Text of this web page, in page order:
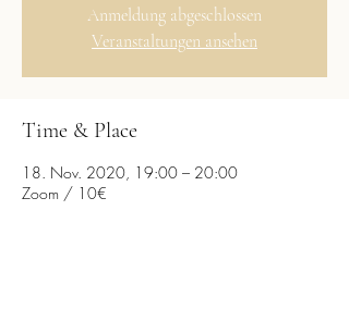
Anmeldung abgeschlossen
Veranstaltungen ansehen
Time & Place
18. Nov. 2020, 19:00 – 20:00
Zoom / 10€